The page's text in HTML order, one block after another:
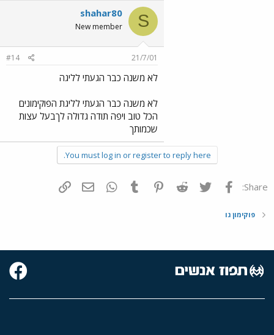
S
shahar80
New member
21/7/01
#14
לא משנה כבר הגעתי לליגה
לא משנה כבר הגעתי לליגת הפוקימונים
הכל טוב ויפה תודה גדולה לךבעל עצות
שכמותך
You must log in or register to reply here.
Share: פייסבוק Twitter
Reddit
Pinterest
Tumblr
WhatsAppדואר אלקטרוני
פוקימון גו